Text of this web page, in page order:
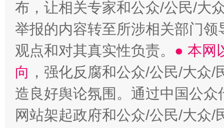
布，让相关专家和公众/公民/大
举报的内容转至所涉相关部门
观点和对其真实性负责。 ● 本网
向 ，强化反腐和公众/公民/大众
造良好舆论氛围。通过中国公
网站架起政府和公众/公民/大众